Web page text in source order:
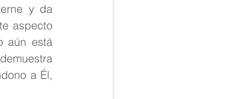
y da
aspecto
aún está
a Él,